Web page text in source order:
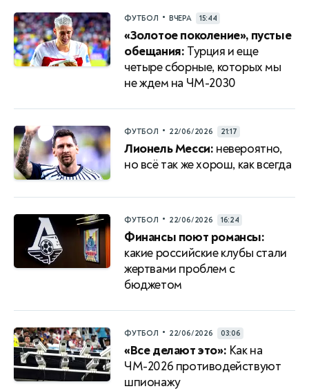
ФУТБОЛ • ВЧЕРА 15:44
«Золотое поколение», пустые
обещания: Турция и еще
четыре сборные, которых мы
не ждем на ЧМ-2030
ФУТБОЛ • 22/06/2026 21:17
Лионель Месси: невероятно,
но всё так же хорош, как всегда
ФУТБОЛ • 22/06/2026 16:24
Финансы поют романсы:
какие российские клубы стали
жертвами проблем с
бюджетом
ФУТБОЛ • 22/06/2026 03:06
«Все делают это»: Как на
ЧМ-2026 противодействуют
шпионажу